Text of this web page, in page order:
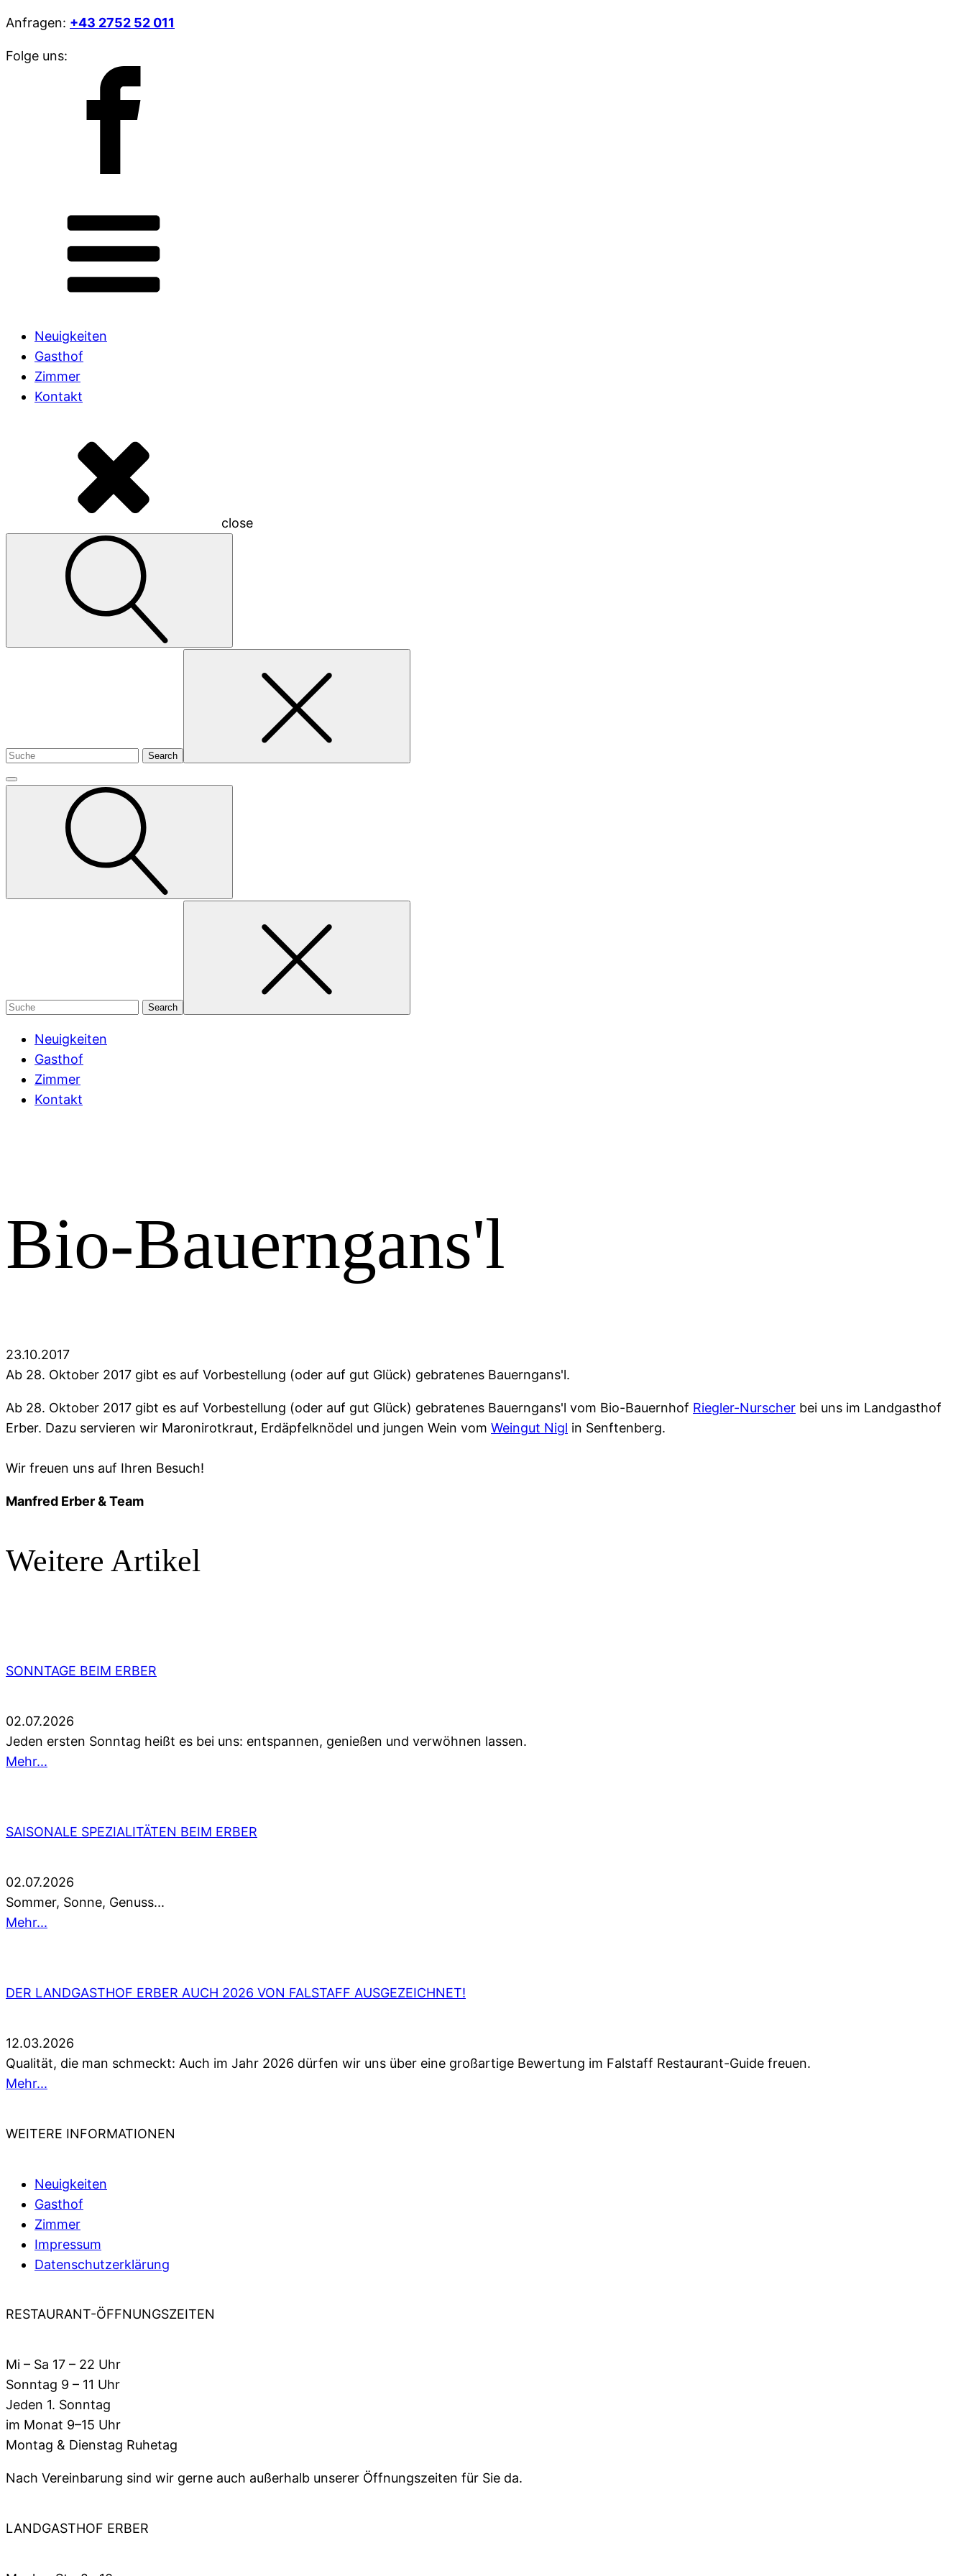
Anfragen: +43 2752 52 011
Folge uns:
Neuigkeiten
Gasthof
Zimmer
Kontakt
close
Neuigkeiten
Gasthof
Zimmer
Kontakt
Bio-Bauerngans'l
23.10.2017
Ab 28. Oktober 2017 gibt es auf Vorbestellung (oder auf gut Glück) gebratenes Bauerngans'l.
Ab 28. Oktober 2017 gibt es auf Vorbestellung (oder auf gut Glück) gebratenes Bauerngans'l vom Bio-Bauernhof Riegler-Nurscher bei uns im Landgasthof
Erber. Dazu servieren wir Maronirotkraut, Erdäpfelknödel und jungen Wein vom Weingut Nigl in Senftenberg.
Wir freuen uns auf Ihren Besuch!
Manfred Erber & Team
Weitere Artikel
SONNTAGE BEIM ERBER
02.07.2026
Jeden ersten Sonntag heißt es bei uns: entspannen, genießen und verwöhnen lassen.
Mehr...
SAISONALE SPEZIALITÄTEN BEIM ERBER
02.07.2026
Sommer, Sonne, Genuss...
Mehr...
DER LANDGASTHOF ERBER AUCH 2026 VON FALSTAFF AUSGEZEICHNET!
12.03.2026
Qualität, die man schmeckt: Auch im Jahr 2026 dürfen wir uns über eine großartige Bewertung im Falstaff Restaurant-Guide freuen.
Mehr...
WEITERE INFORMATIONEN
Neuigkeiten
Gasthof
Zimmer
Impressum
Datenschutzerklärung
RESTAURANT-ÖFFNUNGSZEITEN
Mi – Sa 17 – 22 Uhr
Sonntag 9 – 11 Uhr
Jeden 1. Sonntag
im Monat 9–15 Uhr
Montag & Dienstag Ruhetag
Nach Vereinbarung sind wir gerne auch außerhalb unserer Öffnungszeiten für Sie da.
LANDGASTHOF ERBER